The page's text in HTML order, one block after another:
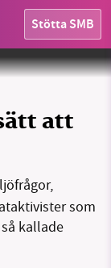
Stötta SMB
Tipsa oss
att
som
kallade
från flickrFoto:@matylda